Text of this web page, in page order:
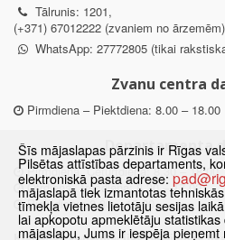
Tālrunis: 1201,
(+371) 67012222 (zvaniem no ārzemēm)
WhatsApp: 27772805 (tikai
Zvanu centra
Pirmdiena – Piektdiena: 8.00 – 18.00
Departamenta
Pirmdiena, Ceturtdiena: 8.30 – 18.00
Otrdiena, Trešdiena: 8.30 – 17.00
Piektdiena: 8.30 – 15.00
Šīs mājaslapas pārzinis ir Rīgas
Pilsētas attīstības departaments,
elektroniskā pasta adrese:
mājaslapā tiek izmantotas
tīmekļa vietnes lietotāju sesijas
lai apkopotu apmeklētāju
mājaslapu, Jums ir iespēja